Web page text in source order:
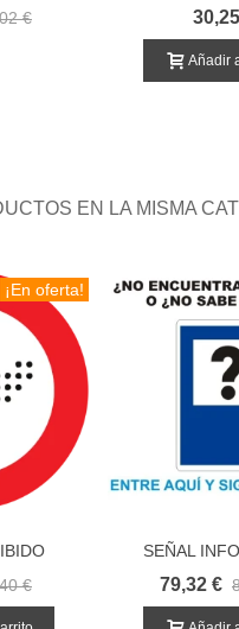
€
DE OBRA EN
Añadir
EN LA MISMA
¡En oferta!
€
SEÑAL
79,32 €